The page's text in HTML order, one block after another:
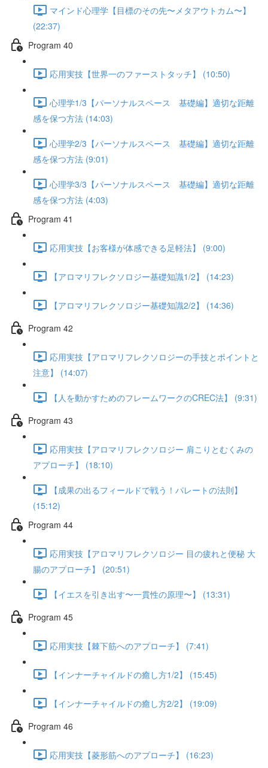
マインド心理学【目標のその先〜メタアウトカム〜】
(22:37)
Program 40
応用実技【世界一のファーストタッチ】 (10:50)
心理学1/3【パーソナルスペース 基礎編】適切な距離
感を保つ方法 (14:03)
心理学2/3【パーソナルスペース 基礎編】適切な距離
感を保つ方法 (9:01)
心理学3/3【パーソナルスペース 基礎編】適切な距離
感を保つ方法 (4:03)
Program 41
応用実技【お客様が体感できる足軽法】 (9:00)
【アロマリフレクソロジー基礎知識1/2】 (14:23)
【アロマリフレクソロジー基礎知識2/2】 (14:36)
Program 42
応用実技【アロマリフレクソロジーの手技とポイントと
注意】 (14:07)
【人を動かすためのフレームワークのCREC法】 (9:31)
Program 43
応用実技【アロマリフレクソロジー 肩こりとむくみの
アプローチ】 (18:10)
【成果の出るフィールドで戦う！パレートの法則】
(15:12)
Program 44
応用実技【アロマリフレクソロジー 目の疲れと便秘 大
腸のアプローチ】 (20:51)
【イエスを引き出す〜一貫性の原理〜】 (13:31)
Program 45
応用実技【棘下筋へのアプローチ】 (7:41)
【インナーチャイルドの癒し方1/2】 (15:45)
【インナーチャイルドの癒し方2/2】 (19:09)
Program 46
応用実技【菱形筋へのアプローチ】 (16:23)